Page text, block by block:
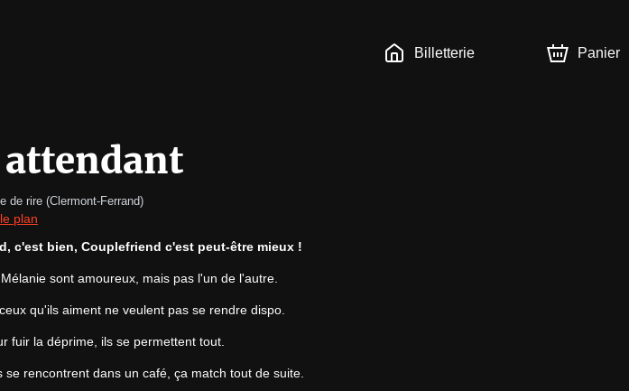
Billetterie Panier
attendant
de rire (Clermont-Ferrand)
plan
c'est bien, Couplefriend c'est peut-être mieux !
sont amoureux, mais pas l'un de l'autre.
qu'ils aiment ne veulent pas se rendre dispo.
fuir la déprime, ils se permettent tout.
se rencontrent dans un café, ça match tout de suite.